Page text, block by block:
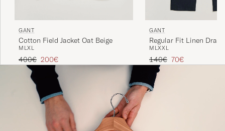
GANT
Cotton Field Jacket Oat Beige
M LXL
Regulärer Preis
400€ Reduzierter Preis
200€
GANT
Regular Fit Linen
Pants Evening Blue
M LXXL
Regulärer Preis
140€ Reduzierter Preis
70€